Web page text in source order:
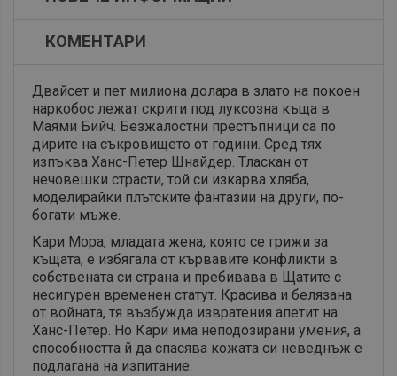
КОМЕНТАРИ
Двайсет и пет милиона долара в злато на покоен
наркобос лежат скрити под луксозна къща в
Маями Бийч. Безжалостни престъпници са по
дирите на съкровището от години. Сред тях
изпъква Ханс-Петер Шнайдер. Тласкан от
нечовешки страсти, той си изкарва хляба,
моделирайки плътските фантазии на други, по-
богати мъже.
Кари Мора, младата жена, която се грижи за
къщата, е избягала от кървавите конфликти в
собствената си страна и пребивава в Щатите с
несигурен временен статут. Красива и белязана
от войната, тя възбужда извратения апетит на
Ханс-Петер. Но Кари има неподозирани умения, а
способността й да спасява кожата си неведнъж е
подлагана на изпитание.